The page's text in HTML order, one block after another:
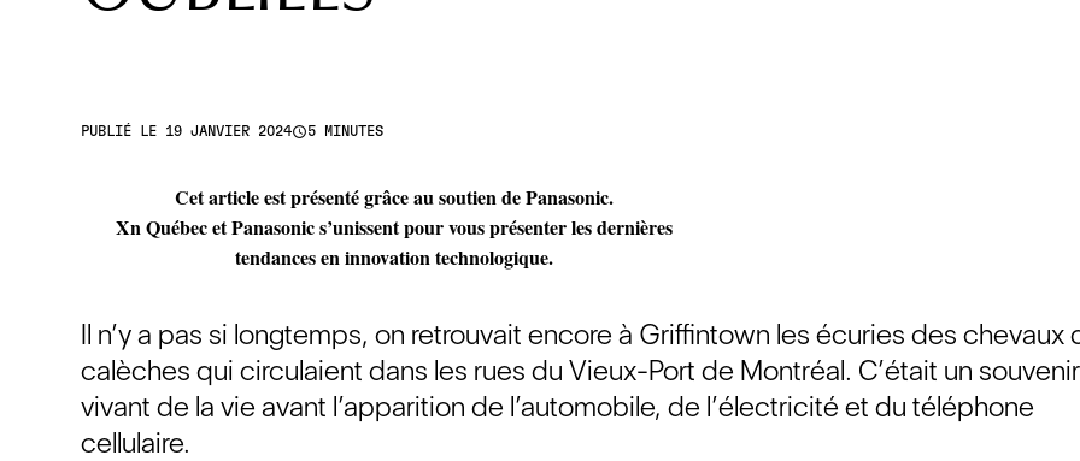
PUBLIÉ LE 19 JANVIER 2024access_time5 MINUTES
Cet article est présenté grâce au soutien de Panasonic.
Xn Québec et Panasonic s’unissent pour vous présenter les dernières
tendances en innovation technologique.
Il n’y a pas si longtemps, on retrouvait encore à Griffintown les écuries des chevaux
calèches qui circulaient dans les rues du Vieux-Port de Montréal. C’était un souvenir
vivant de la vie avant l’apparition de l’automobile, de l’électricité et du téléphone
cellulaire.